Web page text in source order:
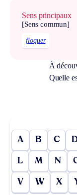
Sens principaux
[Sens commun]
floquer
À
Quelle
A B C
L M N
V W X